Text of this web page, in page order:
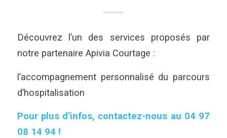
Découvrez l’un des services proposés par
notre partenaire Apivia Courtage :
l’accompagnement personnalisé du parcours
d’hospitalisation
Pour plus d’infos, contactez-nous au 04 97
08 14 94 !